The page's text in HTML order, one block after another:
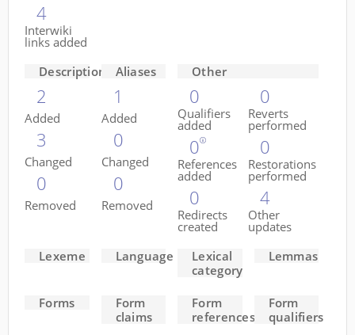
4
Interwiki
links added
Descriptions
2
Added
3
Changed
0
Removed
Aliases
1
Added
0
Changed
0
Removed
Other
0
Qualifiers
added
0
References
added
0
Redirects
created
0
Reverts
performed
0
Restorations
performed
4
Other
updates
Lexeme
Language
Lexical
category
Lemmas
Forms
Form
claims
Form
references
Form
qualifiers